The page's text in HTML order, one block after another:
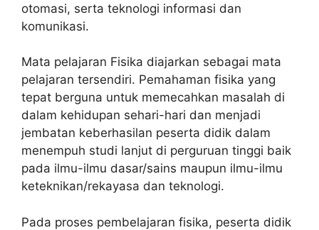
otomasi, serta teknologi informasi dan
komunikasi.
Mata pelajaran Fisika diajarkan sebagai mata
pelajaran tersendiri. Pemahaman fisika yang
tepat berguna untuk memecahkan masalah di
dalam kehidupan sehari-hari dan menjadi
jembatan keberhasilan peserta didik dalam
menempuh studi lanjut di perguruan tinggi baik
pada ilmu-ilmu dasar/sains maupun ilmu-ilmu
keteknikan/rekayasa dan teknologi.
Pada proses pembelajaran fisika, peserta didik